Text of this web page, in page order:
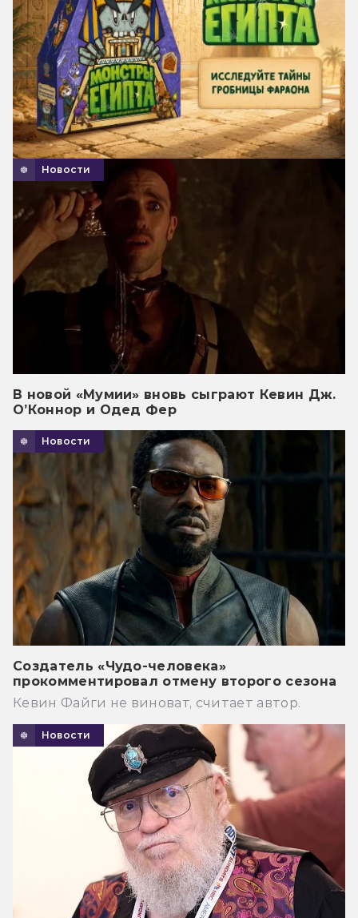
Новости
В новой «Мумии» вновь сыграют Кевин Дж.
О’Коннор и Одед Фер
Новости
Создатель «Чудо-человека»
прокомментировал отмену второго сезона
Кевин Файги не виноват, считает автор.
Новости